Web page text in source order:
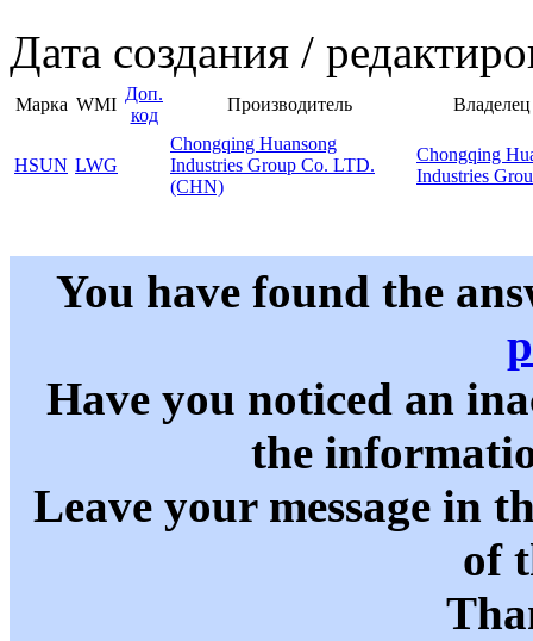
Дата создания /
Марка WMI
Доп.
код
Производитель
HSUN LWG
Chongqing Huansong
Industries Group Co. LTD.
(CHN)
Chongqing
Industries
You have found the
Have you noticed an
the
Leave your message in
of